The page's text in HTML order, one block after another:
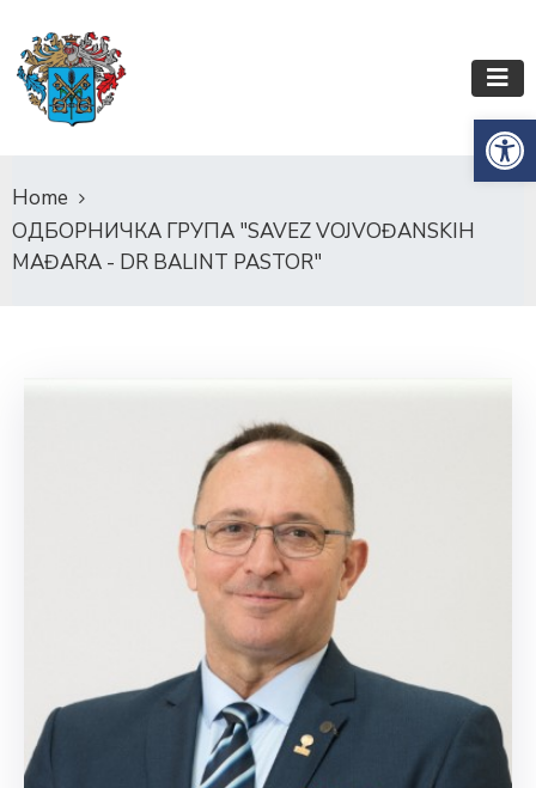
Home
ОДБОРНИЧКА ГРУПА "SAVEZ VOJVOĐANSKIH
MAĐARA - DR BALINT PASTOR"